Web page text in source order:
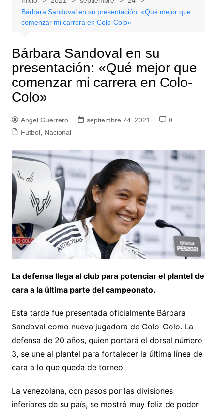
Bárbara Sandoval en su presentación: «Qué mejor que
comenzar mi carrera en Colo-Colo»
Bárbara Sandoval en su
presentación: «Qué mejor que
comenzar mi carrera en Colo-
Colo»
Angel Guerrero septiembre 24, 2021
0
Fútbol, Nacional
La defensa llega al club para potenciar el plantel de
cara a la última parte del campeonato.
Esta tarde fue presentada oficialmente Bárbara
Sandoval como nueva jugadora de Colo-Colo. La
defensa de 20 años, quien portará el dorsal número
3, se une al plantel para fortalecer la última línea de
cara a lo que queda de torneo.
La venezolana, con pasos por las divisiones
inferiores de su país, se mostró muy feliz de poder